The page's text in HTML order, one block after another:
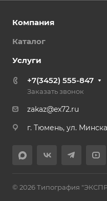
Компания
Каталог
Услуги
+7(3452) 555-847
Заказать звонок
zakaz@ex72.ru
г. Тюмень, ул.
© 2026 Типография